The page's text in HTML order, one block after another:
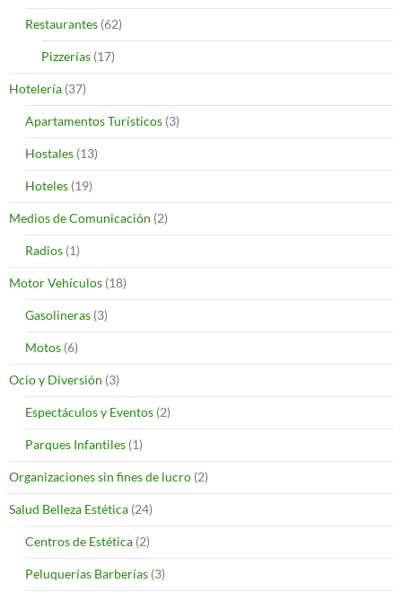
Restaurantes (62)
Pizzerías (17)
Hotelería (37)
Apartamentos Turísticos (3)
Hostales (13)
Hoteles (19)
Medios de Comunicación (2)
Radios (1)
Motor Vehículos (18)
Gasolineras (3)
Motos (6)
Ocio y Diversión (3)
Espectáculos y Eventos (2)
Parques Infantiles (1)
Organizaciones sin fines de lucro (2)
Salud Belleza Estética (24)
Centros de Estética (2)
Peluquerías Barberías (3)